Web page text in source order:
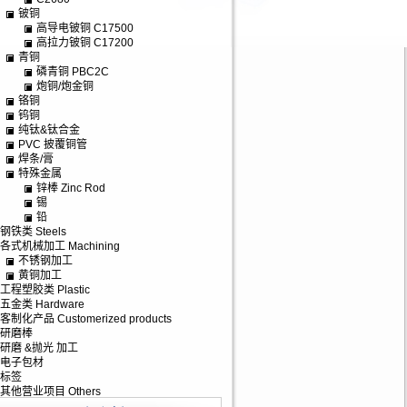
铍铜
高导电铍铜 C17500
高拉力铍铜 C17200
青铜
磷青铜 PBC2C
炮铜/炮金铜
铬铜
钨铜
纯钛&钛合金
PVC 披覆铜管
焊条/膏
特殊金属
锌棒 Zinc Rod
锡
铅
钢铁类 Steels
各式机械加工 Machining
不锈钢加工
黄铜加工
工程塑胶类 Plastic
五金类 Hardware
客制化产品 Customerized products
研磨棒
研磨 &抛光 加工
电子包材
标签
其他营业项目 Others